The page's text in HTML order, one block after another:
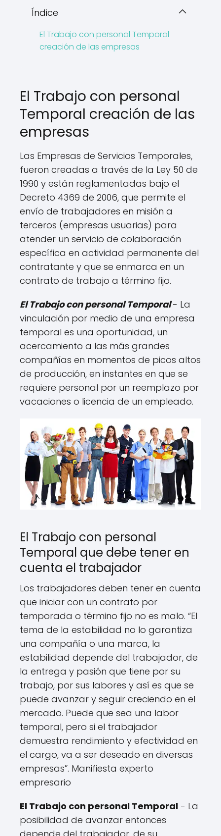
Índice
El Trabajo con personal Temporal
creación de las empresas
El Trabajo con personal
Temporal creación de las
empresas
Las Empresas de Servicios Temporales,
fueron creadas a través de la Ley 50 de
1990 y están reglamentadas bajo el
Decreto 4369 de 2006, que permite el
envío de trabajadores en misión a
terceros (empresas usuarias) para
atender un servicio de colaboración
específica en actividad permanente del
contratante y que se enmarca en un
contrato de trabajo a término fijo.
El Trabajo con personal Temporal - La
vinculación por medio de una empresa
temporal es una oportunidad, un
acercamiento a las más grandes
compañías en momentos de picos altos
de producción, en instantes en que se
requiere personal por un reemplazo por
vacaciones o licencia de un empleado.
El Trabajo con personal
Temporal que debe tener en
cuenta el trabajador
Los trabajadores deben tener en cuenta
que iniciar con un contrato por
temporada o término fijo no es malo. “El
tema de la estabilidad no lo garantiza
una compañía o una marca, la
estabilidad depende del trabajador, de
la entrega y pasión que tiene por su
trabajo, por sus labores y así es que se
puede avanzar y seguir creciendo en el
mercado. Puede que sea una labor
temporal, pero si el trabajador
demuestra rendimiento y efectividad en
el cargo, va a ser deseado en diversas
empresas”. Manifiesta experto
empresario
El Trabajo con personal Temporal - La
posibilidad de avanzar entonces